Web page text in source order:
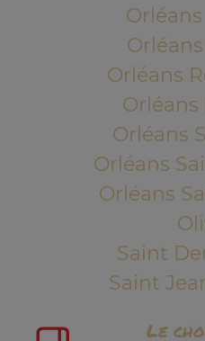
Orléans
Orléans
Orléans
Orléans
Orléans
Saint
Saint
Le